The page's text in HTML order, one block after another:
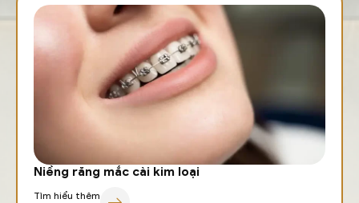
Niềng răng mắc cài kim loại
Tìm hiểu thêm